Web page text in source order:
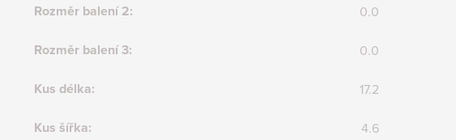
Rozměr balení 2: 0.0
Rozměr balení 3: 0.0
Kus délka: 17.2
Kus šířka: 4.6